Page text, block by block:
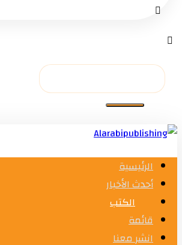
الرئيسية
أحدث الأخبار
الكتب
قائمة
انشر معنا